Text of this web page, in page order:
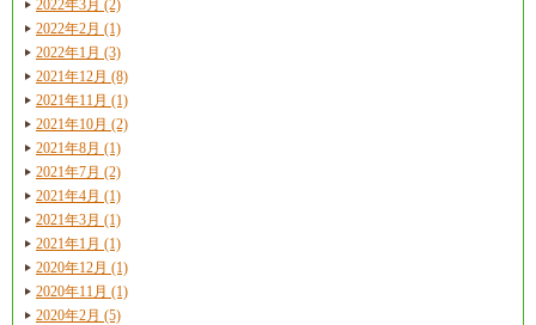
2022年3月 (2)
2022年2月 (1)
2022年1月 (3)
2021年12月 (8)
2021年11月 (1)
2021年10月 (2)
2021年8月 (1)
2021年7月 (2)
2021年4月 (1)
2021年3月 (1)
2021年1月 (1)
2020年12月 (1)
2020年11月 (1)
2020年2月 (5)